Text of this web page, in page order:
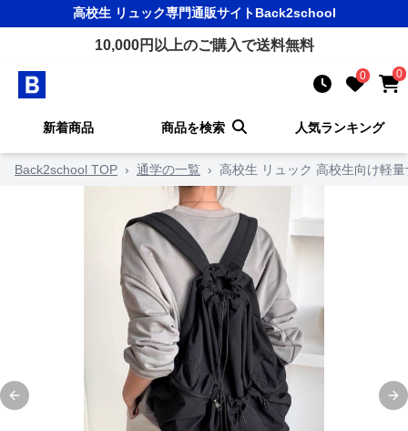
高校生 リュック専門通販サイトBack2school
10,000円以上のご購入で送料無料
0 0
新着商品 商品を検索 人気ランキング
Back2school TOP › 通学の一覧 › 高校生 リュック 高校生向け軽
Previous slide